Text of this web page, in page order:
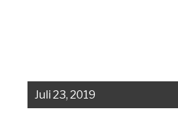
Juli 23, 2019